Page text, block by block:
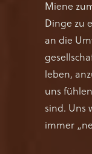
Miene
Dinge zu
an die
leben,
uns
sind. Uns
immer